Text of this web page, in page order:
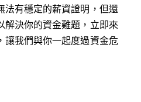
法有穩定的薪資證明，但還
解決你的資金難題，立即來
讓我們與你一起度過資金危